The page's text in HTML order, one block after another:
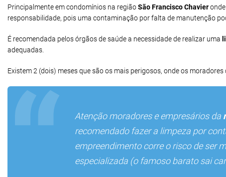
Principalmente em condomínios na regiãoSão Francisco Chavier
responsabilidade, pois uma contaminação por falta de manutenção
É recomendada pelos órgãos de saúde a necessidade de realizar uma
adequadas.
Existem 2 (dois) meses que são os mais perigosos, onde os
Atenção moradores e empresários da
recomendado fazer a limpeza por
empreendimento corre o risco de ser
especializada (o famoso barato sai